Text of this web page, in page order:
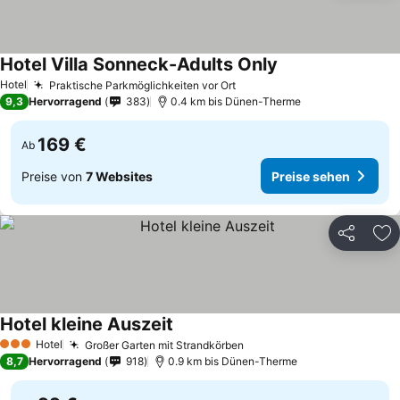
Hotel Praktische Parkmöglichkeiten vor OrtPreise sehen
Hotel Villa Sonneck-Adults Only
9,3 Hervorragend 383 0.4 km bis Dünen-Therme
Ab 169 €
Preise von 7 Websites Preise sehen
Teilen
3 SterneHotel Großer Garten mit Strandkörben
Hotel kleine Auszeit
8,7 Hervorragend 918 0.9 km bis Dünen-Therme